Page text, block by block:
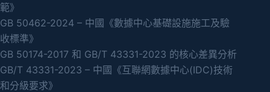
範》
GB 50462-2024 – 中國《數據中心基礎設施施工及驗
收標準》
GB 50174-2017 和 GB/T 43331-2023 的核心差異分析
GB/T 43331-2023 – 中國《互聯網數據中心(IDC)技術
和分級要求》